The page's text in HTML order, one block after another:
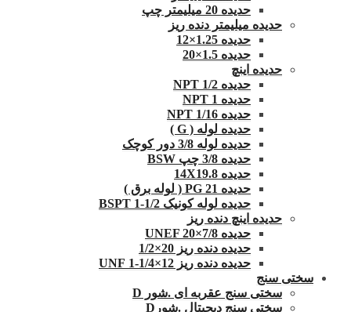
حدیده 20 میلیمتر چپ
حدیده میلیمتر دنده ریز
حدیده 1.25×12
حدیده 1.5×20
حدیده اینچ
حدیده 1/2 NPT
حدیده NPT 1
حدیده 1/16 NPT
حدیده لوله ( G )
حدیده لوله 3/8 دور کوچک
حدیده 3/8 چپ BSW
حدیده 14X19.8
حدیده 21 PG ( لوله برق )
حدیده لوله کونیک 1/2-1 BSPT
حدیده اینچ دنده ریز
حدیده UNEF 20×7/8
حدیده دنده ریز 20×1/2
حدیده دنده ریز 12×1/4-1 UNF
سختی سنج
سختی سنج عقربه ای .شور D
سختی سنج دیجیتال .شورD